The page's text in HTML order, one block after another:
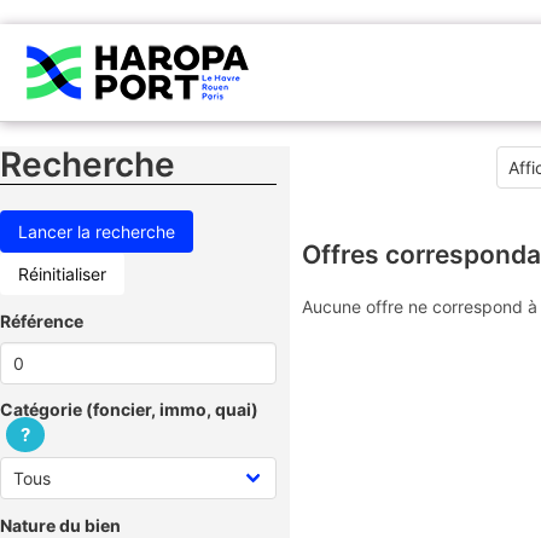
Recherche
Réinitialiser
Référence
Catégorie (foncier, immo, quai)
?
Nature du bien
Offres
Aucune offre ne correspond